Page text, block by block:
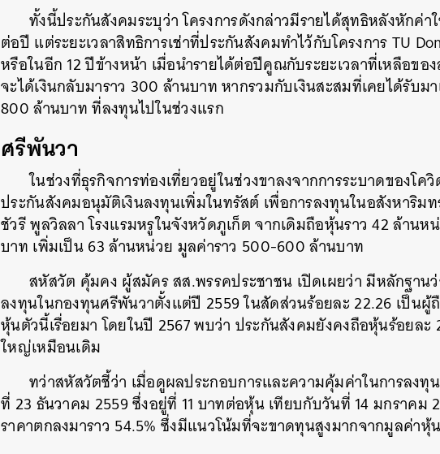
ทั้งนี้ประกันสังคมระบุว่า โครงการดังกล่าวมีรายได้สุทธิหลังหักค่า
ต่อปี แต่ระยะเวลาสิทธิการเช่าที่ประกันสังคมทำไว้กับโครงการ TU
หรือในอีก 12 ปีข้างหน้า เมื่อนำรายได้ต่อปีคูณกับระยะเวลาที่เหลือข
จะได้เงินกลับมาราว 300 ล้านบาท หากรวมกับเงินสะสมที่เคยได้รับม
800 ล้านบาท ที่ลงทุนไปในช่วงแรก
ศรีพันวา
ในช่วงที่ธุรกิจการท่องเที่ยวอยู่ในช่วงขาลงจากการระบาดของโค
ประกันสังคมอนุมัติเงินลงทุนเพิ่มในทรัสต์ เพื่อการลงทุนในอสังหาริม
ชัวรี พูลวิลลา โรงแรมหรูในจังหวัดภูเก็ต จากเดิมถือหุ้นราว 42 ล้าน
บาท เพิ่มเป็น 63 ล้านหน่วย มูลค่าราว 500-600 ล้านบาท
สหัสวัต คุ้มคง ผู้สมัคร สส.พรรคประชาชน เปิดเผยว่า มีหลักฐาน
ลงทุนในกองทุนศรีพันวาตั้งแต่ปี 2559 ในสัดส่วนร้อยละ 22.26 เป็น
หุ้นตัวนี้เรื่อยมา โดยในปี 2567 พบว่า ประกันสังคมยังคงถือหุ้นร้อยละ
ใหญ่เหมือนเดิม
ทว่าสหัสวัตชี้ว่า เมื่อดูผลประกอบการและความคุ้มค่าในการลง
ที่ 23 ธันวาคม 2559 ซึ่งอยู่ที่ 11 บาทต่อหุ้น เทียบกับวันที่ 14 มกราค
ราคาตกลงมาราว 54.5% ซึ่งมีแนวโน้มที่จะขาดทุนสูงมากจากมูลค่าหุ้